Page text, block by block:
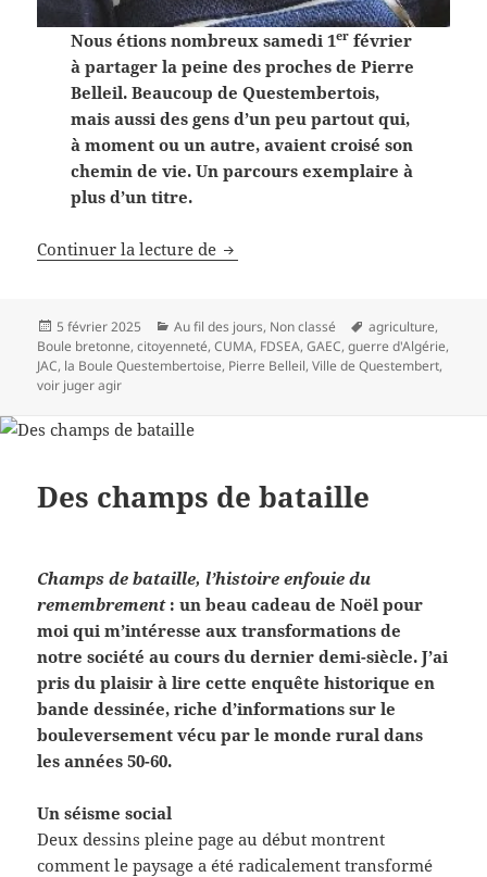
Nous étions nombreux samedi 1erfévrier
à partager la peine des proches de Pierre
Belleil. Beaucoup de Questembertois,
mais aussi des gens d’un peu partout qui,
à moment ou un autre, avaient croisé son
chemin de vie. Un parcours exemplaire à
plus d’un titre.
Continuer la lecture de Se souvenir de Pierre Belleil
Publié
le
5 février 2025 Catégories
Au fil des jours, Non classé
Mots-
clés
agriculture,
Boule bretonne,citoyenneté,CUMA, FDSEA,GAEC,guerre d'Algérie,
JAC, la Boule Questembertoise, Pierre Belleil,Ville de Questembert,
voir juger agir
Des champs de bataille
Champs de bataille, l’histoire enfouie du
remembrement: un beau cadeau de Noël pour
moi qui m’intéresse aux transformations de
notre société au cours du dernier demi-siècle. J’ai
pris du plaisir à lire cette enquête historique en
bande dessinée, riche d’informations sur le
bouleversement vécu par le monde rural dans
les années 50-60.
Un séisme social
Deux dessins pleine page au début montrent
comment le paysage a été radicalement transformé